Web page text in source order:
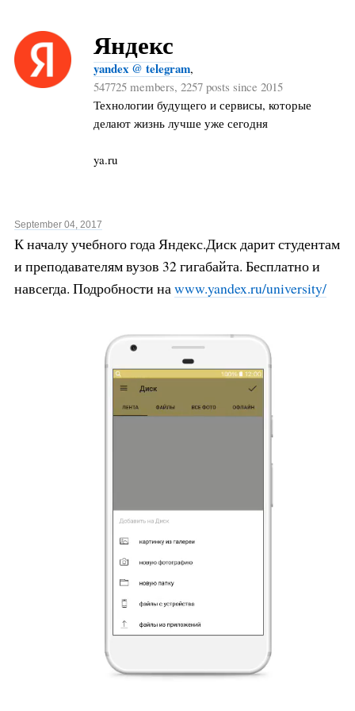
Яндекс
yandex @ telegram,
547725 members, 2257 posts since 2015
Технологии будущего и сервисы, которые
делают жизнь лучше уже сегодня
ya.ru
September 04, 2017
К началу учебного года Яндекс.Диск дарит студентам
и преподавателям вузов 32 гигабайта. Бесплатно и
навсегда. Подробности наwww.yandex.ru/university/